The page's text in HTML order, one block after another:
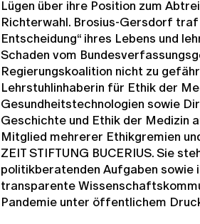
Lügen über ihre Position zum
Richterwahl. Brosius-Gersdorf
Entscheidung“ ihres Lebens und
Schaden vom
Regierungskoalition nicht zu
Lehrstuhlinhaberin für Ethik der
Gesundheitstechnologien sowie
Geschichte und Ethik der Medizin
Mitglied mehrerer Ethikgremien
ZEIT STIFTUNG BUCERIUS. Sie
politikberatenden Aufgaben sowie
transparente
Pandemie unter öffentlichem